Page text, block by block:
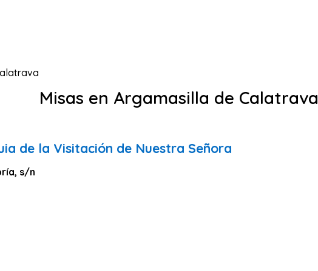
Misas en Argamasilla de Calatrava
de la Visitación de Nuestra Señora
s/n